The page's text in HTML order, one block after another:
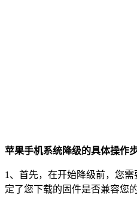
苹果手机系统降级的具体操作
1、首先，在开始降级前，您
定了您下载的固件是否兼容您的